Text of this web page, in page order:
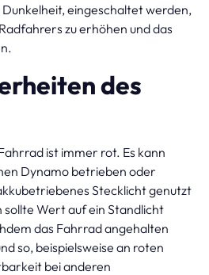
eingeschaltet werden,
zu erhöhen und das
des
ist immer rot. Es kann
Dynamo betrieben oder
Stecklicht genutzt
sollte Wert auf ein Standlicht
das Fahrrad angehalten
so, beispielsweise an roten
bei anderen